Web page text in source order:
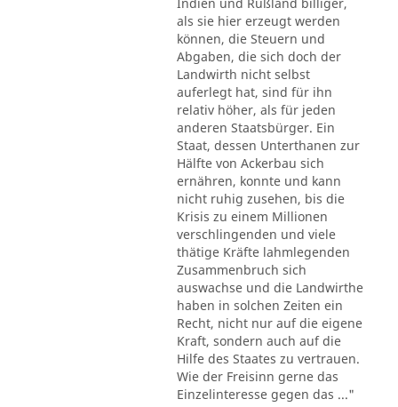
als sie hier erzeugt werden
können, die Steuern und
Abgaben, die sich doch der
Landwirth nicht selbst
auferlegt hat, sind für ihn
relativ höher, als für jeden
anderen Staatsbürger. Ein
Staat, dessen Unterthanen zur
Hälfte von Ackerbau sich
ernähren, konnte und kann
nicht ruhig zusehen, bis die
Krisis zu einem Millionen
verschlingenden und viele
thätige Kräfte lahmlegenden
Zusammenbruch sich
auswachse und die Landwirthe
haben in solchen Zeiten ein
Recht, nicht nur auf die eigene
Kraft, sondern auch auf die
Hilfe des Staates zu vertrauen.
Wie der Freisinn gerne das
Einzelinteresse gegen das ..."